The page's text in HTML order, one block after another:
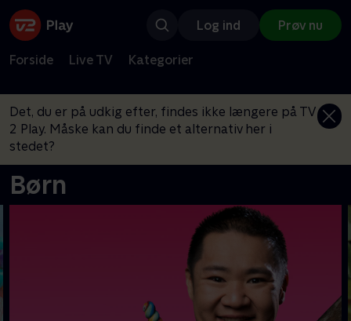
Log ind Prøv nu
Forside Live TV Kategorier
Det, du er på udkig efter, findes ikke længere på TV
2 Play. Måske kan du finde et alternativ her i
stedet?
Børn